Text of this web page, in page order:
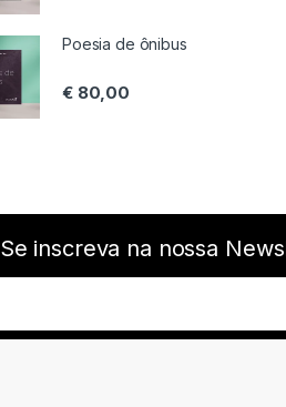
Poesia de ônibus
€80,00
Se inscreva na nossa